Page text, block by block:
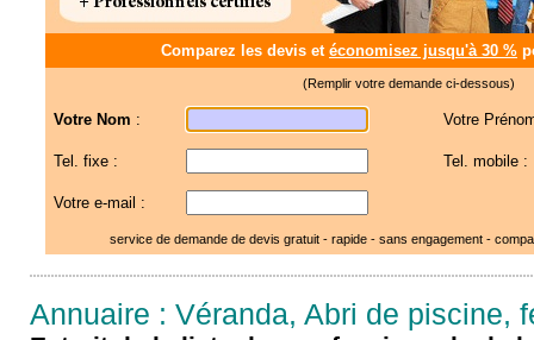
Comparez les devis et économisez jusqu'à 30 %
(Remplir votre demande ci-dessous)
Votre Nom : Votre
Tel. fixe : Tel. mobile :
Votre e-mail :
service de demande de devis gratuit - rapide - sans engagement -
Annuaire : Véranda, Abri de piscine,